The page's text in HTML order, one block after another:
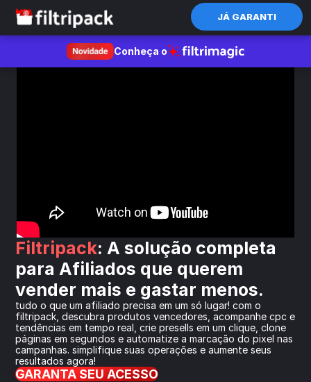
JÁ GARANTI
Conheça o
Filtripack: A solução completa
para Afiliados que querem
vender mais e gastar menos.
tudo o que um afiliado precisa em um só lugar! com o
filtripack, descubra produtos vencedores, acompanhe cpc e
tendências em tempo real, crie presells em um clique, clone
páginas em segundos e automatize a marcação do pixel nas
campanhas. simplifique suas operações e aumente seus
resultados agora!
GARANTA SEU ACESSO